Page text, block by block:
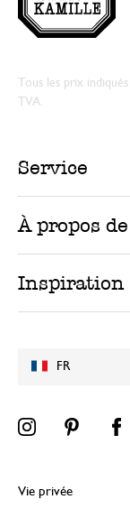
FR
Tous les prix
TVA.
Service
À propos
Inspiration
Vie privée